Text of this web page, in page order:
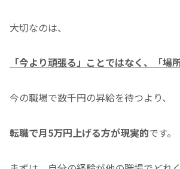
大切なのは、
「今より頑張る」ことではなく、「場
今の職場で数千円の昇給を待つより、
転職で月5万円上げる方が現実的です。